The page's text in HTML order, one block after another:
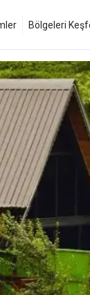
Bölgeleri